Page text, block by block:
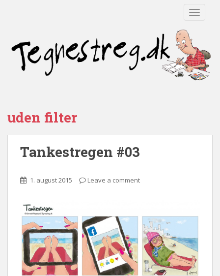
uden filter
Tankestregen #03
1. august 2015 Leave a comment